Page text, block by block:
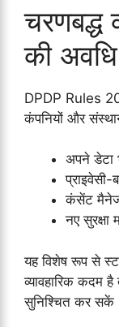
चरणबद्ध
की अवधि
DPDP Rules
कंपनियों और
अपने डेटा
प्राइवेसी-
कंसेंट
नए
यह विशेष रूप से
व्यावहारिक कदम
सुनिश्चित कर